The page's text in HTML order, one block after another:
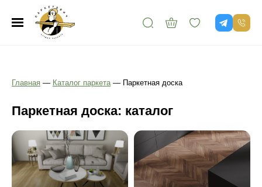
Главная — Каталог паркета — Паркетная доска
Паркетная доска: каталог